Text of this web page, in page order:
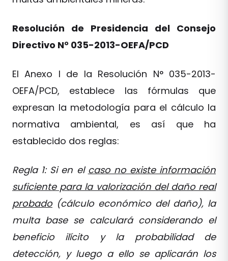
Resolución de Presidencia del Consejo
Directivo N° 035-2013-OEFA/PCD
El Anexo I de la Resolución N° 035-2013-
OEFA/PCD, establece las fórmulas que
expresan la metodología para el cálculo la
normativa ambiental, es así que ha
establecido dos reglas:
Regla 1: Si en el caso no existe información
suficiente para la valorización del daño real
probado(cálculo económico del daño), la
multa base se calculará considerando el
beneficio ilícito y la probabilidad de
detección, y luego a ello se aplicarán los